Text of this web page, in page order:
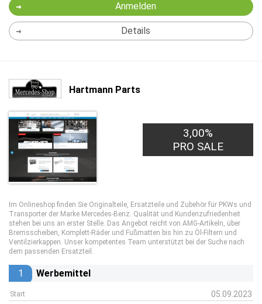
Anmelden
Details
Hartmann Parts
3,00%
PRO SALE
Im Onlineshop finden Sie Originalteile, Ersatzteile und Zubehör für PKWs und
Transporter der Marke Mercedes-Benz. Qualität und Kundenzufriedenheit
stehen bei uns an erster Stelle. Das Angebot reicht von AMG-Artikeln, über
Bremsscheiben, Komplett-Räder und Fußmatten bis hin zu Öl-Filtern und
Ventilzierkappen. Unser kompetentes Team unterstützt bei der Suche nach
dem passenden Ersatzteil.
1 Werbemittel
Start 05.09.2023